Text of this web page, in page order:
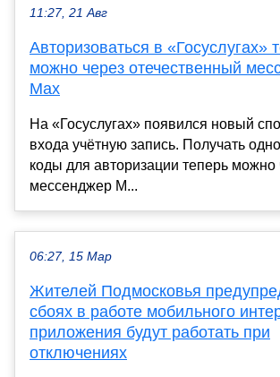
11:27, 21 Авг
Авторизоваться в «Госуслугах»
можно через отечественный
Max
На «Госуслугах» появился новый
входа учётную запись. Получать
коды для авторизации теперь можно
мессенджер М...
06:27, 15 Мар
Жителей Подмосковья
сбоях в работе мобильного
приложения будут работать при
отключениях